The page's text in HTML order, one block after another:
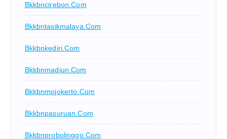
Bkkbncirebon.com
Bkkbntasikmalaya.com
Bkkbnkediri.com
Bkkbnmadiun.com
Bkkbnmojokerto.com
Bkkbnpasuruan.com
Bkkbnprobolinggo.com